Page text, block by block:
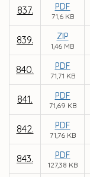
837. PDF
71,6 KB
839. ZIP
1,46 MB
840. PDF
71,71 KB
841. PDF
71,69 KB
842. PDF
71,76 KB
843. PDF
127,38 KB